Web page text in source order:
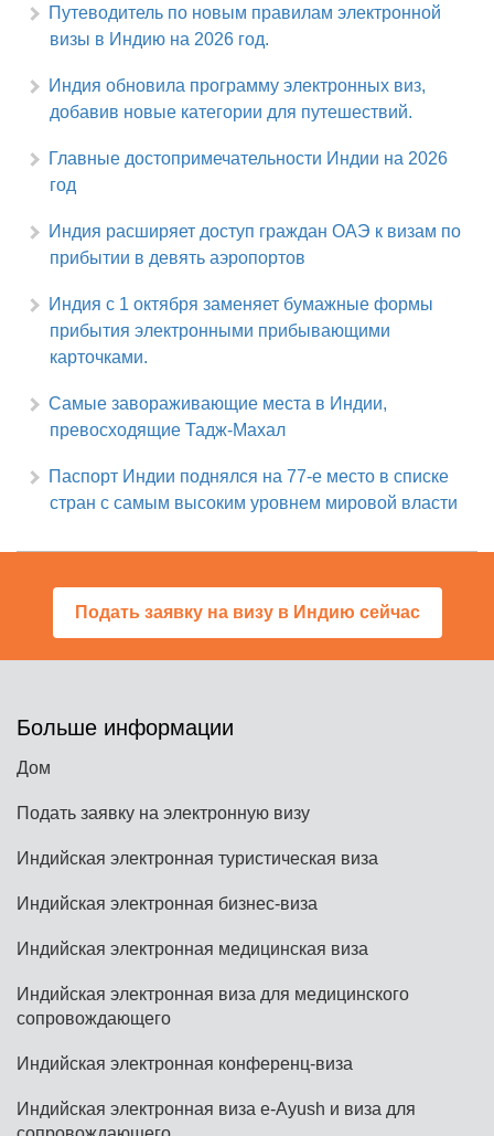
Путеводитель по новым правилам электронной
визы в Индию на 2026 год.
Индия обновила программу электронных виз,
добавив новые категории для путешествий.
Главные достопримечательности Индии на 2026
год
Индия расширяет доступ граждан ОАЭ к визам по
прибытии в девять аэропортов
Индия с 1 октября заменяет бумажные формы
прибытия электронными прибывающими
карточками.
Самые завораживающие места в Индии,
превосходящие Тадж-Махал
Паспорт Индии поднялся на 77-е место в списке
стран с самым высоким уровнем мировой власти
Подать заявку на визу в Индию сейчас
Больше информации
Дом
Подать заявку на электронную визу
Индийская электронная туристическая виза
Индийская электронная бизнес-виза
Индийская электронная медицинская виза
Индийская электронная виза для медицинского
сопровождающего
Индийская электронная конференц-виза
Индийская электронная виза e-Ayush и виза для